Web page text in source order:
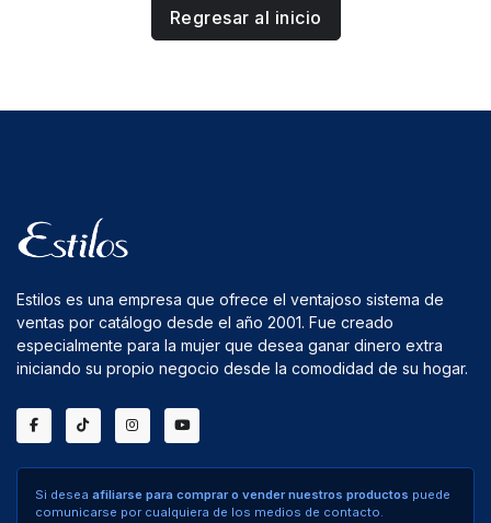
Regresar al inicio
Estilos es una empresa que ofrece el ventajoso sistema de
ventas por catálogo desde el año 2001. Fue creado
especialmente para la mujer que desea ganar dinero extra
iniciando su propio negocio desde la comodidad de su hogar.
Si desea afiliarse para comprar o vender nuestros productos puede
comunicarse por cualquiera de los medios de contacto.